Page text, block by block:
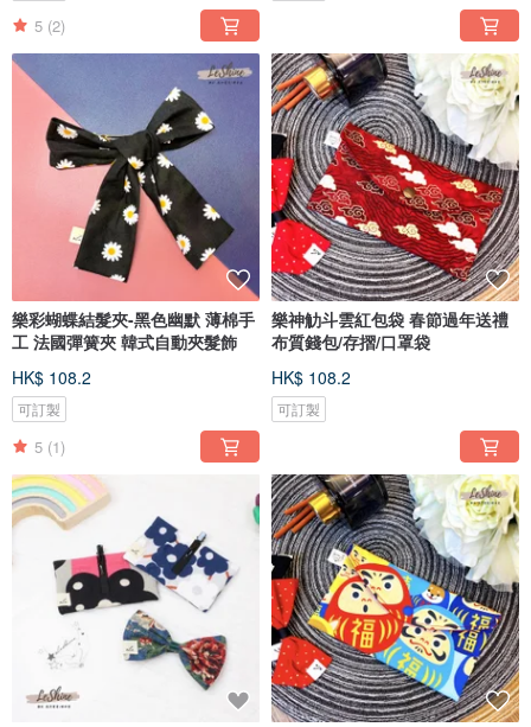
5 (2)
樂彩蝴蝶結髮夾-黑色幽默 薄棉手
工 法國彈簧夾 韓式自動夾髮飾
HK$ 108.2
可訂製
5 (1)
樂神觔斗雲紅包袋 春節過年送禮
布質錢包/存摺/口罩袋
HK$ 108.2
可訂製